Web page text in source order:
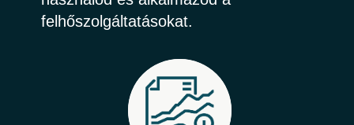
felhőszolgáltatásokat.